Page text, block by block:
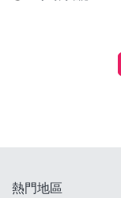
熱門地區